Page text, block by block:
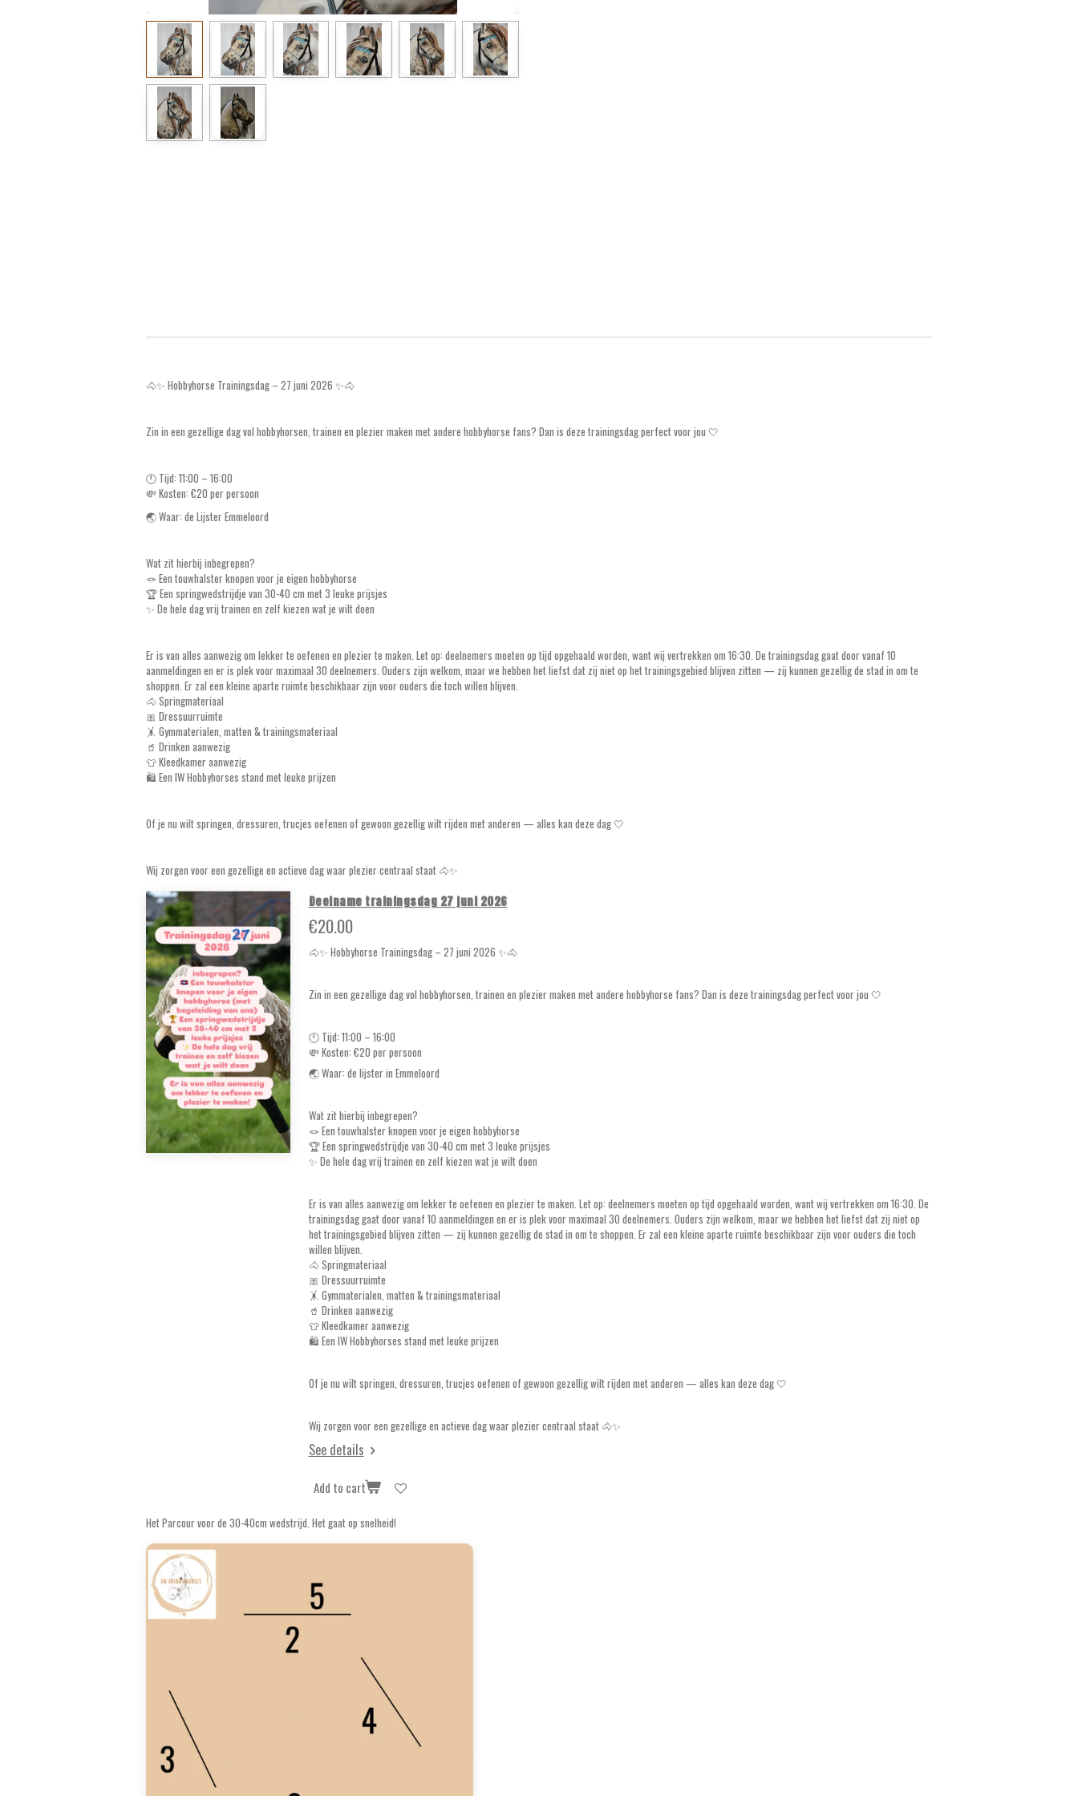
🐴✨ Hobbyhorse Trainingsdag – 27 juni 2026 ✨🐴
Zin in een gezellige dag vol hobbyhorsen, trainen en plezier maken met andere hobbyhorse fans? Dan is deze trainingsdag perfect voor jou 🤍
🕚 Tijd: 11:00 – 16:00
💸 Kosten: €20 per persoon
🌏 Waar: de Lijster Emmeloord
Wat zit hierbij inbegrepen?
🪢 Een touwhalster knopen voor je eigen hobbyhorse
🏆 Een springwedstrijdje van 30-40 cm met 3 leuke prijsjes
✨ De hele dag vrij trainen en zelf kiezen wat je wilt doen
Er is van alles aanwezig om lekker te oefenen en plezier te maken. Let op: deelnemers moeten op tijd opgehaald worden, want wij vertrekken om 16:30. De trainingsdag gaat door vanaf 10
aanmeldingen en er is plek voor maximaal 30 deelnemers. Ouders zijn welkom, maar we hebben het liefst dat zij niet op het trainingsgebied blijven zitten — zij kunnen gezellig de stad in om te
shoppen. Er zal een kleine aparte ruimte beschikbaar zijn voor ouders die toch willen blijven.
🐴 Springmateriaal
🎀 Dressuurruimte
🤸 Gymmaterialen, matten & trainingsmateriaal
🥤 Drinken aanwezig
👕 Kleedkamer aanwezig
🛍️ Een IW Hobbyhorses stand met leuke prijzen
Of je nu wilt springen, dressuren, trucjes oefenen of gewoon gezellig wilt rijden met anderen — alles kan deze dag 🤍
Wij zorgen voor een gezellige en actieve dag waar plezier centraal staat 🐴✨
Deelname trainingsdag 27 juni 2026
€20.00
🐴✨ Hobbyhorse Trainingsdag – 27 juni 2026 ✨🐴
Zin in een gezellige dag vol hobbyhorsen, trainen en plezier maken met andere hobbyhorse fans? Dan is deze trainingsdag perfect voor jou 🤍
🕚 Tijd: 11:00 – 16:00
💸 Kosten: €20 per persoon
🌏 Waar: de lijster in Emmeloord
Wat zit hierbij inbegrepen?
🪢 Een touwhalster knopen voor je eigen hobbyhorse
🏆 Een springwedstrijdje van 30-40 cm met 3 leuke prijsjes
✨ De hele dag vrij trainen en zelf kiezen wat je wilt doen
Er is van alles aanwezig om lekker te oefenen en plezier te maken. Let op: deelnemers moeten op tijd opgehaald worden, want wij vertrekken om 16:30. De
trainingsdag gaat door vanaf 10 aanmeldingen en er is plek voor maximaal 30 deelnemers. Ouders zijn welkom, maar we hebben het liefst dat zij niet op
het trainingsgebied blijven zitten — zij kunnen gezellig de stad in om te shoppen. Er zal een kleine aparte ruimte beschikbaar zijn voor ouders die toch
willen blijven.
🐴 Springmateriaal
🎀 Dressuurruimte
🤸 Gymmaterialen, matten & trainingsmateriaal
🥤 Drinken aanwezig
👕 Kleedkamer aanwezig
🛍️ Een IW Hobbyhorses stand met leuke prijzen
Of je nu wilt springen, dressuren, trucjes oefenen of gewoon gezellig wilt rijden met anderen — alles kan deze dag 🤍
Wij zorgen voor een gezellige en actieve dag waar plezier centraal staat 🐴✨
See details
Add to cart
Het Parcour voor de 30-40cm wedstrijd. Het gaat op snelheid!